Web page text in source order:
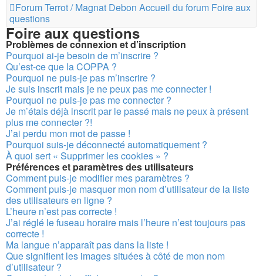
Forum Terrot / Magnat Debon Accueil du forum Foire aux
questions
Foire aux questions
Problèmes de connexion et d’inscription
Pourquoi ai-je besoin de m’inscrire ?
Qu’est-ce que la COPPA ?
Pourquoi ne puis-je pas m’inscrire ?
Je suis inscrit mais je ne peux pas me connecter !
Pourquoi ne puis-je pas me connecter ?
Je m’étais déjà inscrit par le passé mais ne peux à présent
plus me connecter ?!
J’ai perdu mon mot de passe !
Pourquoi suis-je déconnecté automatiquement ?
À quoi sert « Supprimer les cookies » ?
Préférences et paramètres des utilisateurs
Comment puis-je modifier mes paramètres ?
Comment puis-je masquer mon nom d’utilisateur de la liste
des utilisateurs en ligne ?
L’heure n’est pas correcte !
J’ai réglé le fuseau horaire mais l’heure n’est toujours pas
correcte !
Ma langue n’apparaît pas dans la liste !
Que signifient les images situées à côté de mon nom
d’utilisateur ?